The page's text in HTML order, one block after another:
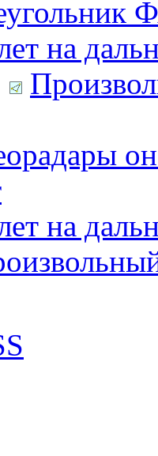
на
на